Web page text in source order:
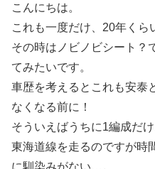
こんにちは。
これも一度だけ、20年くら
その時はノビノビシート？
てみたいです。
車歴を考えるとこれも安泰
なくなる前に！
そういえばうちに1編成だ
東海道線を走るのですが時
に馴染みがない…。